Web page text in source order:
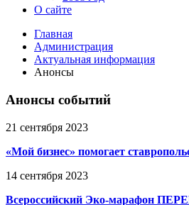
О сайте
Главная
Администрация
Актуальная информация
Анонсы
Анонсы событий
21 сентября 2023
«Мой бизнес» помогает
14 сентября 2023
Всероссийский Эко-марафон